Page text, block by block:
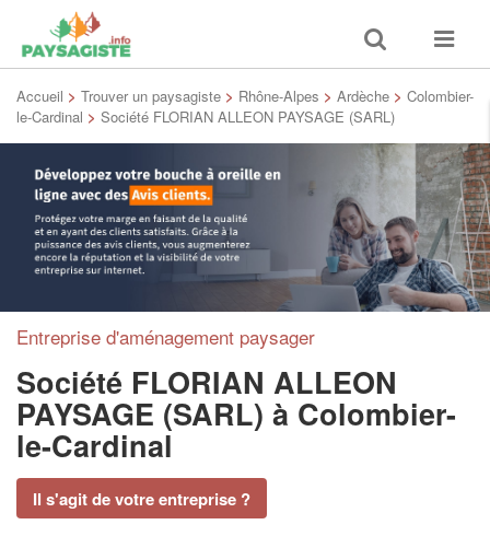
Toggle
search
Toggle
Accueil > Trouver un paysagiste > Rhône-Alpes > Ardèche > Colombier-
le-Cardinal > Société FLORIAN ALLEON PAYSAGE (SARL)
Entreprise d'aménagement paysager
Société FLORIAN ALLEON
PAYSAGE (SARL) à Colombier-
le-Cardinal
Il s'agit de votre entreprise ?